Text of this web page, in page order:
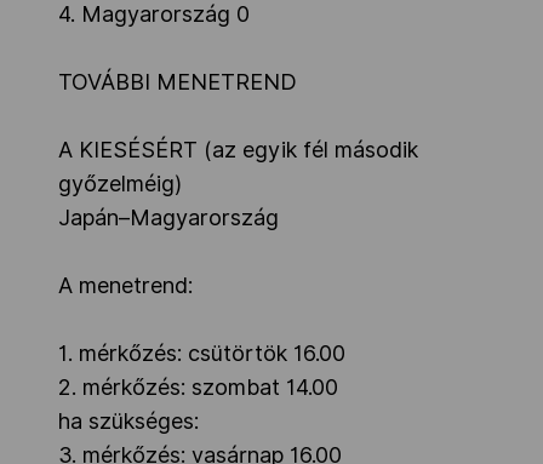
4. Magyarország 0
TOVÁBBI MENETREND
A KIESÉSÉRT (az egyik fél második
győzelméig)
Japán–Magyarország
A menetrend:
1. mérkőzés: csütörtök 16.00
2. mérkőzés: szombat 14.00
ha szükséges:
3. mérkőzés: vasárnap 16.00